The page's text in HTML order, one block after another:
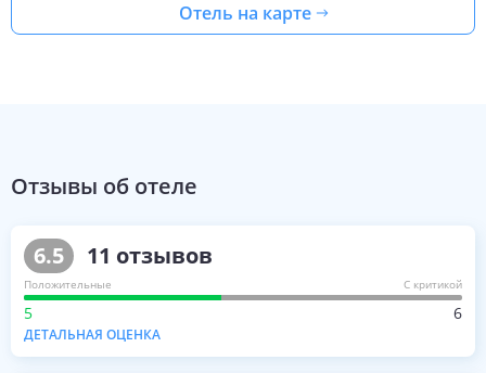
Отель на карте
Отзывы об отеле
6.5 11 отзывов
Положительные С критикой
5 6
ДЕТАЛЬНАЯ ОЦЕНКА